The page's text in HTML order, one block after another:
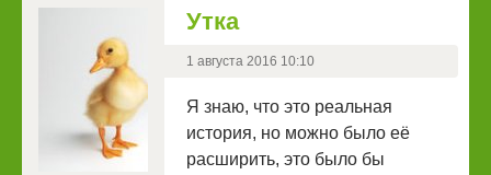
Утка
1 августа 2016 10:10
Я знаю, что это реальная
история, но можно было её
расширить, это было бы